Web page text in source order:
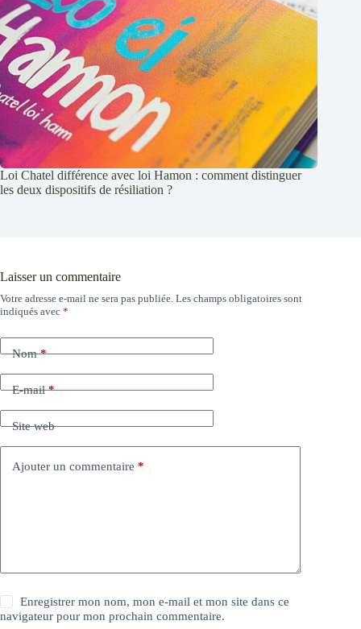
Loi Chatel différence avec loi Hamon : comment distinguer
les deux dispositifs de résiliation ?
Laisser un commentaire
Votre adresse e-mail ne sera pas publiée. Les champs obligatoires sont
indiqués avec *
Nom*
E-mail*
Site web
Ajouter un commentaire *
Enregistrer mon nom, mon e-mail et mon site dans ce
navigateur pour mon prochain commentaire.